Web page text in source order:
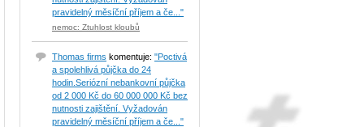
pravidelný měsíční příjem a če..."
nemoc: Ztuhlost kloubů
Thomas firms komentuje: "Poctivá
a spolehlivá půjčka do 24
hodin.Seriózní nebankovní půjčka
od 2 000 Kč do 60 000 000 Kč bez
nutnosti zajištění. Vyžadován
pravidelný měsíční příjem a če..."